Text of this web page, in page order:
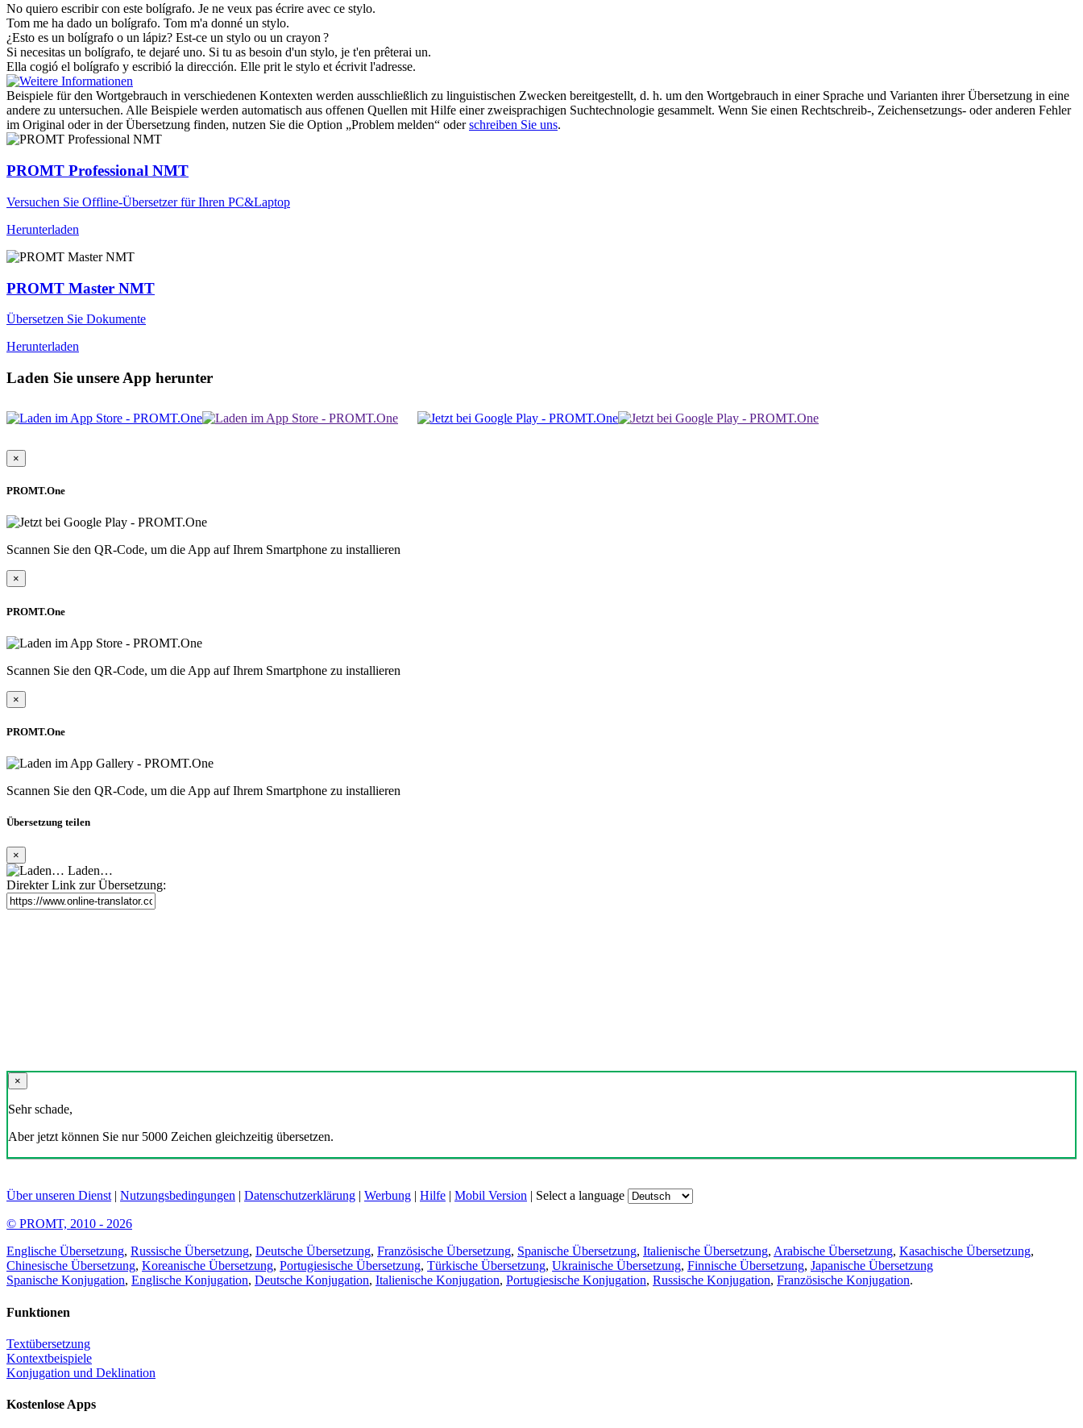
No quiero escribir con este bolígrafo. Je ne veux pas écrire avec ce stylo.
Tom me ha dado un bolígrafo. Tom m'a donné un stylo.
¿Esto es un bolígrafo o un lápiz? Est-ce un stylo ou un crayon ?
Si necesitas un bolígrafo, te dejaré uno. Si tu as besoin d'un stylo, je t'en prêterai un.
Ella cogió el bolígrafo y escribió la dirección. Elle prit le stylo et écrivit l'adresse.
Beispiele für den Wortgebrauch in verschiedenen Kontexten werden ausschließlich zu linguistischen Zwecken bereitgestellt, d. h. um den Wortgebrauch in einer Sprache und Varianten ihrer Übersetzung in eine
andere zu untersuchen. Alle Beispiele werden automatisch aus offenen Quellen mit Hilfe einer zweisprachigen Suchtechnologie gesammelt. Wenn Sie einen Rechtschreib-, Zeichensetzungs- oder anderen Fehler
im Original oder in der Übersetzung finden, nutzen Sie die Option „Problem melden“ oderschreiben Sie uns.
PROMT Professional NMT
Versuchen Sie Offline-Übersetzer für Ihren PC&Laptop
Herunterladen
PROMT Master NMT
Übersetzen Sie Dokumente
Herunterladen
Laden Sie unsere App herunter
×
PROMT.One
Scannen Sie den QR-Code, um die App auf Ihrem Smartphone zu installieren
×
PROMT.One
Scannen Sie den QR-Code, um die App auf Ihrem Smartphone zu installieren
×
PROMT.One
Scannen Sie den QR-Code, um die App auf Ihrem Smartphone zu installieren
Übersetzung teilen
×
Laden…
Direkter Link zur Übersetzung:
×
Sehr schade,
Aber jetzt können Sie nur 5000 Zeichen gleichzeitig übersetzen.
Über unseren Dienst| Nutzungsbedingungen | Datenschutzerklärung | Werbung | Hilfe | Mobil Version | Select a language
© PROMT, 2010 - 2026
Englische Übersetzung, Russische Übersetzung, Deutsche Übersetzung, Französische Übersetzung, Spanische Übersetzung, Italienische Übersetzung, Arabische Übersetzung, Kasachische Übersetzung,
Chinesische Übersetzung, Koreanische Übersetzung, Portugiesische Übersetzung, Türkische Übersetzung, Ukrainische Übersetzung, Finnische Übersetzung, Japanische Übersetzung
Spanische Konjugation, Englische Konjugation, Deutsche Konjugation, Italienische Konjugation, Portugiesische Konjugation, Russische Konjugation, Französische Konjugation.
Funktionen
Textübersetzung
Kontextbeispiele
Konjugation und Deklination
Kostenlose Apps